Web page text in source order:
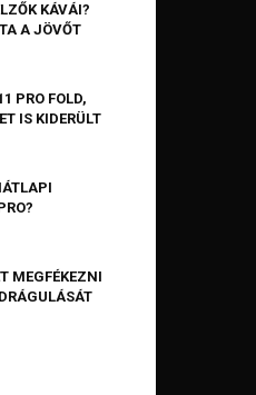
KÁVÁI?
A JÖVŐT
PRO FOLD,
IS KIDERÜLT
MEGFÉKEZNI